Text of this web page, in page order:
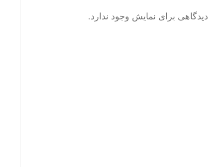
دیدگاهی برای نمایش وجود ندارد.